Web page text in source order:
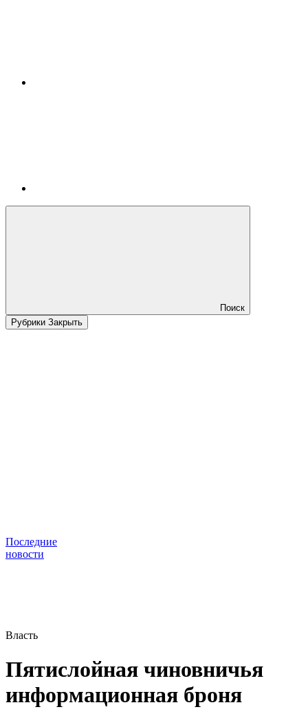
Поиск
Рубрики Закрыть
Последние
новости
Власть
Пятислойная чиновничья
информационная броня